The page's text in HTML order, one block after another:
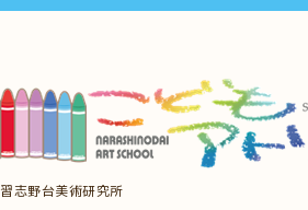
習志野台美術研究所